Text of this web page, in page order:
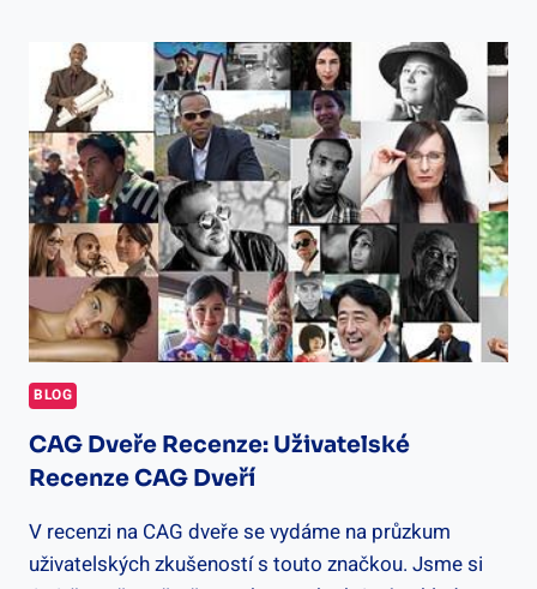
–
ZABEZPEČTE
SVŮJ
DOMOV
ZA
NEJNIŽŠÍ
NÁKLADY
BLOG
CAG Dveře Recenze: Uživatelské
Recenze CAG Dveří
V recenzi na CAG dveře se vydáme na průzkum
uživatelských zkušeností s touto značkou. Jsme si